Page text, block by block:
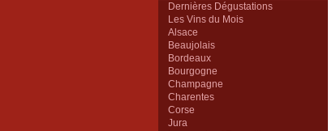
Dernières Dégustations
Les Vins du Mois
Alsace
Beaujolais
Bordeaux
Bourgogne
Champagne
Charentes
Corse
Jura